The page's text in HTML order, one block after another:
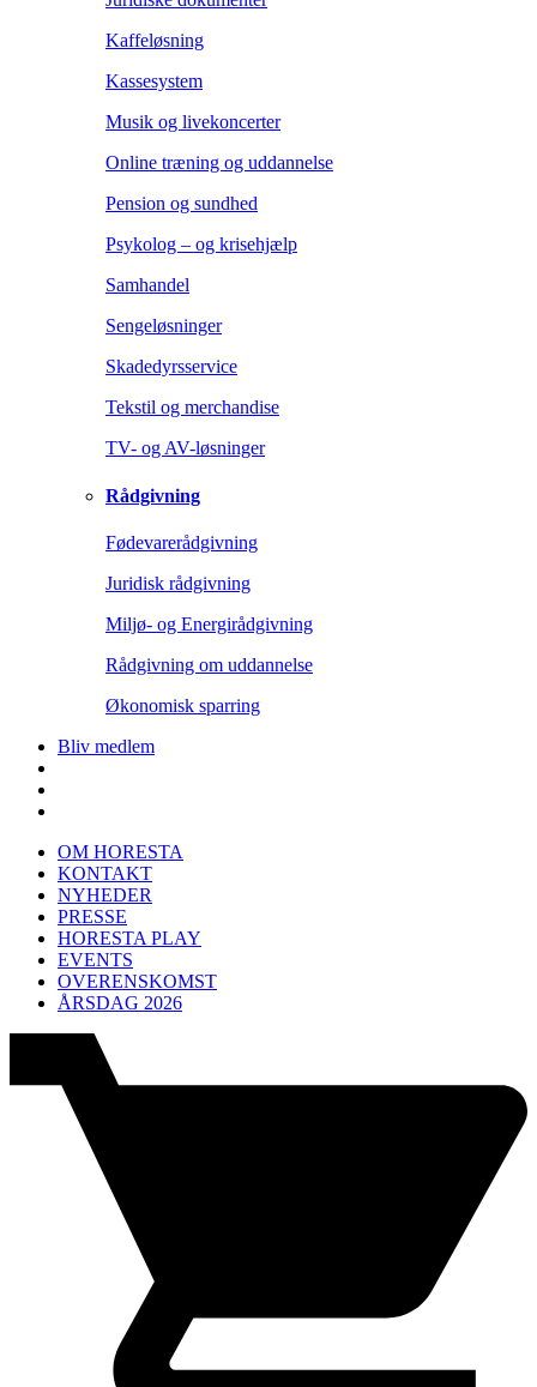
Kaffeløsning
Kassesystem
Musik og livekoncerter
Online træning og uddannelse
Pension og sundhed
Psykolog – og krisehjælp
Samhandel
Sengeløsninger
Skadedyrsservice
Tekstil og merchandise
TV- og AV-løsninger
Rådgivning
Fødevarerådgivning
Juridisk rådgivning
Miljø- og Energirådgivning
Rådgivning om uddannelse
Økonomisk sparring
Bliv medlem
OM HORESTA
KONTAKT
NYHEDER
PRESSE
HORESTA PLAY
EVENTS
OVERENSKOMST
ÅRSDAG 2026